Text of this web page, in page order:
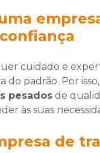
cuidado e
do padrão. Por
pesados de
às suas
de